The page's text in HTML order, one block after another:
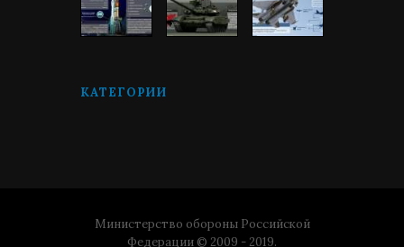
КАТЕГОРИИ
Министерство обороны Российской
Федерации © 2009 - 2019.